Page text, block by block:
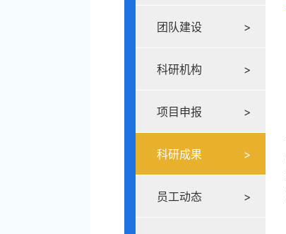
团队建设 >
科研机构 >
项目申报 >
科研成果 >
员工动态 >